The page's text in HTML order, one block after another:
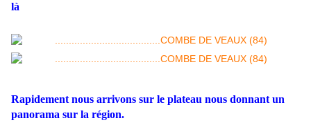
là
Rapidement nous arrivons sur le plateau nous donnant un
panorama sur la région.